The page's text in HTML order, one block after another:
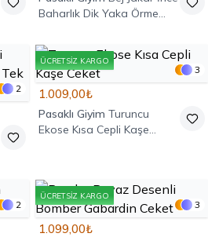
Baharlık Dik Yaka Örme
2
ÜCRETSIZ KARGO
3
1.009,00₺
Pasaklı Giyim Turuncu
Ekose Kısa Cepli Kaşe
2
ÜCRETSIZ KARGO
3
1.099,00₺